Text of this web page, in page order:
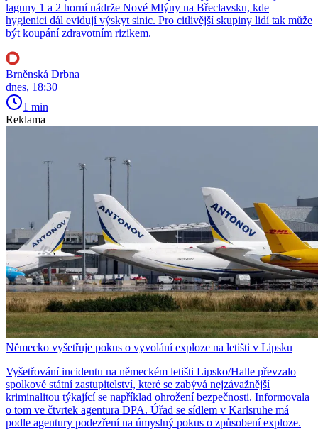
laguny 1 a 2 horní nádrže Nové Mlýny na Břeclavsku, kde
hygienici dál evidují výskyt sinic. Pro citlivější skupiny lidí tak může
být koupání zdravotním rizikem.
Brněnská Drbna
dnes, 18:30
1 min
Reklama
Německo vyšetřuje pokus o vyvolání exploze na letišti v Lipsku
Vyšetřování incidentu na německém letišti Lipsko/Halle převzalo
spolkové státní zastupitelství, které se zabývá nejzávažnější
kriminalitou týkající se například ohrožení bezpečnosti. Informovala
o tom ve čtvrtek agentura DPA. Úřad se sídlem v Karlsruhe má
podle agentury podezření na úmyslný pokus o způsobení exploze.